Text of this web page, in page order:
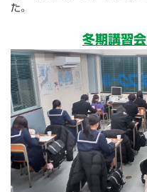
た。
冬期講習